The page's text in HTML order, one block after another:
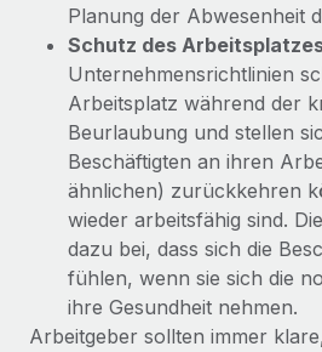
Planung der Abwesenheit
Schutz des
Unternehmensrichtlinien
Arbeitsplatz während der
Beurlaubung und stellen
Beschäftigten an ihren
ähnlichen) zurückkehren
wieder arbeitsfähig sind.
dazu bei, dass sich die
fühlen, wenn sie sich die
ihre Gesundheit nehmen.
Arbeitgeber sollten immer